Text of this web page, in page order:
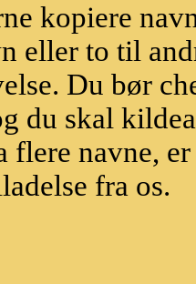
kopiere
eller to til
Du bør
du skal
flere navne,
fra os.